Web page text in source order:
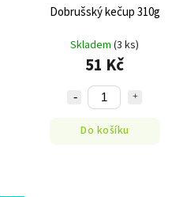
Dobrušský kečup 310g
Skladem(3 ks)
51 Kč
Do košíku